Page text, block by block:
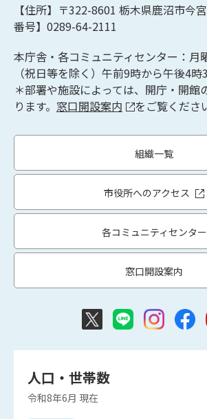
【住所】〒322-8601 栃木県鹿沼市今
番号】0289-64-2111
本庁舎・各コミュニティセンター：月
（祝日等を除く）午前9時から午後4時
＊部署や施設によっては、開庁・開館
ります。 窓口開設案内 をご覧くださ
組織一覧
市役所へのアクセス
各コミュニティセンター
窓口開設案内
人口・世帯数
令和8年6月 現在